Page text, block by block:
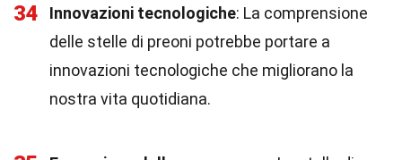
34 Innovazioni tecnologiche: La comprensione
delle stelle di preoni potrebbe portare a
innovazioni tecnologiche che migliorano la
nostra vita quotidiana.